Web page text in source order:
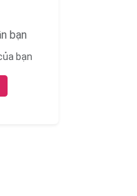
bạn
bạn